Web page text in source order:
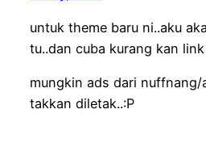
untuk theme baru ni..aku
tu..dan cuba kurang kan link
mungkin ads dari
takkan diletak..:P